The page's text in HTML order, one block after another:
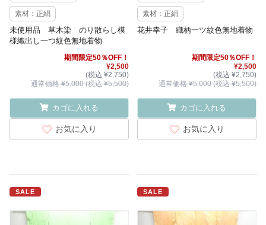
素材：正絹
未使用品 草木染 のり散らし模
様織出し一つ紋色無地着物
期間限定50％OFF！
¥2,500
(税込 ¥2,750)
通常価格 ¥5,000 (税込 ¥5,500)
カゴに入れる
お気に入り
素材：正絹
花井幸子 織柄一ツ紋色無地着物
期間限定50％OFF！
¥2,500
(税込 ¥2,750)
通常価格 ¥5,000 (税込 ¥5,500)
カゴに入れる
お気に入り
SALE SALE